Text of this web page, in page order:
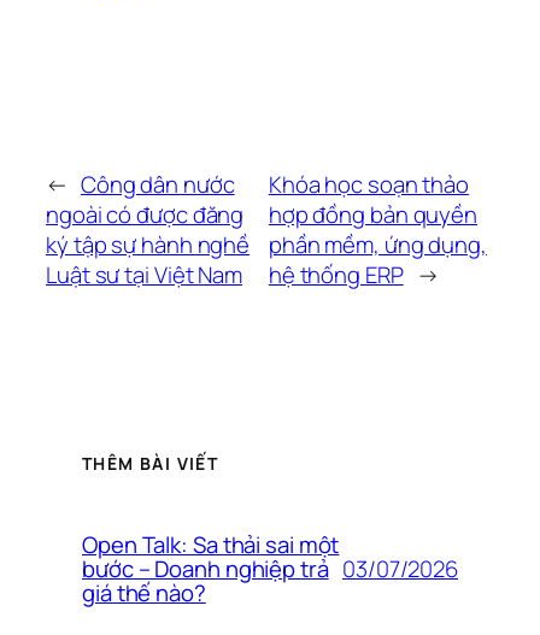
← Công dân nước
ngoài có được đăng
ký tập sự hành nghề
Luật sư tại Việt Nam
Khóa học soạn thảo
hợp đồng bản quyền
phần mềm, ứng dụng,
hệ thống ERP →
THÊM BÀI VIẾT
Open Talk: Sa thải sai một
bước – Doanh nghiệp trả
giá thế nào?
03/07/2026